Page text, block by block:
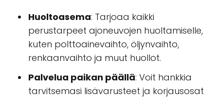
Huoltoasema: Tarjoaa kaikki
perustarpeet ajoneuvojen huoltamiselle,
kuten polttoainevaihto, öljynvaihto,
renkaanvaihto ja muut huollot.
Palvelua paikan päällä: Voit hankkia
tarvitsemasi lisävarusteet ja korjausosat